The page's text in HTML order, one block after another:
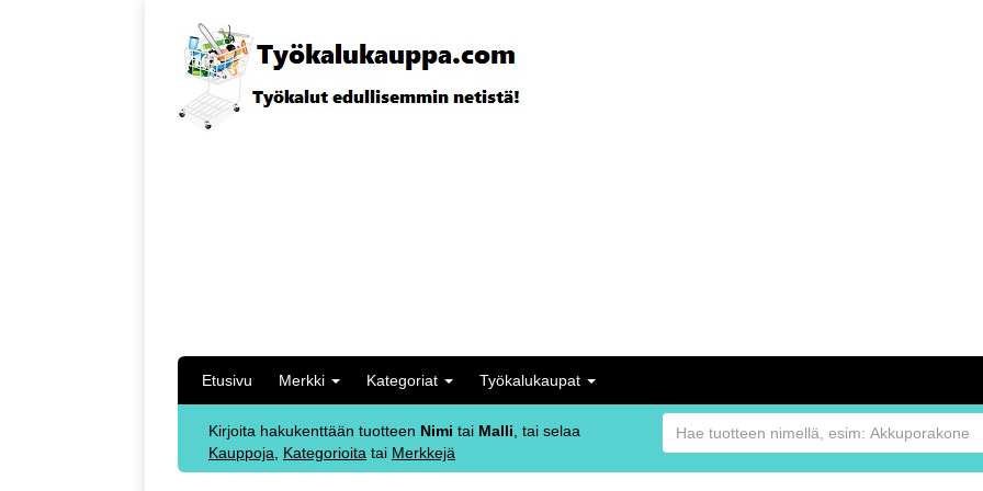
Etusivu Merkki Kategoriat Työkalukaupat
Kirjoita hakukenttään tuotteen Nimi tai Malli , tai selaa
Kauppoja
Kategorioita tai Merkkejä